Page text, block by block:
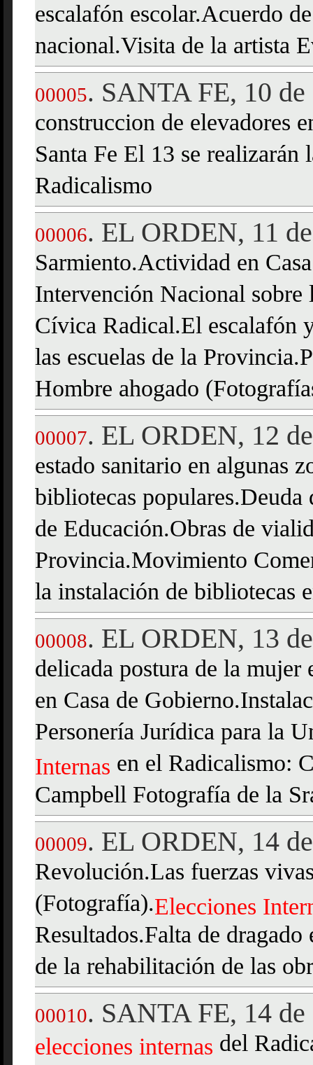
escalafón escolar.Acuerdo
nacional.Visita de la artista
00005. SANTA FE, 10
construccion de elevadores
Santa Fe El 13 se realizarán
Radicalismo
00006. EL ORDEN, 11
Sarmiento.Actividad en
Intervención Nacional
Cívica Radical.El escalafón
las escuelas de la
Hombre ahogado
00007. EL ORDEN, 12
estado sanitario en algunas
bibliotecas
de Educación.Obras de
Provincia.Movimiento
la instalación de bibliotecas
00008. EL ORDEN, 13
delicada postura de la
en Casa de
Personería Jurídica para la
Internas en el Radicalismo:
Campbell Fotografía de la
00009. EL ORDEN, 14
Revolución.Las fuerzas
(Fotografía).Elecciones
Resultados.Falta de
de la rehabilitación de las
00010. SANTA FE, 14
elecciones internas del